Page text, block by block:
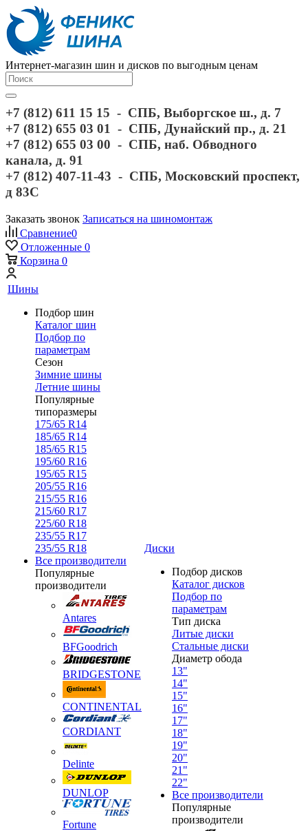
Интернет-магазин шин и дисков по выгодным ценам
+7 (812) 611 15 15 - СПБ, Выборгское ш., д. 7
+7 (812) 655 03 01 - СПБ, Дунайский пр., д. 21
+7 (812) 655 03 00 - СПБ, наб. Обводного
канала, д. 91
+7 (812) 407-11-43 - СПБ, Московский проспект,
д 83С
Заказать звонок Записаться на шиномонтаж
Сравнение0
Отложенные 0
Корзина 0
Шины
Подбор шин
Каталог шин
Подбор по
параметрам
Сезон
Зимние шины
Летние шины
Популярные
типоразмеры
175/65 R14
185/65 R14
185/65 R15
195/60 R16
195/65 R15
205/55 R16
215/55 R16
215/60 R17
225/60 R18
235/55 R17
235/55 R18
Все производители
Популярные
производители
Antares
BFGoodrich
BRIDGESTONE
CONTINENTAL
CORDIANT
Delinte
DUNLOP
Fortune
Диски
Подбор дисков
Каталог дисков
Подбор по
параметрам
Тип диска
Литые диски
Стальные диски
Диаметр обода
13"
14"
15"
16"
17"
18"
19"
20"
21"
22"
Все производители
Популярные
производители